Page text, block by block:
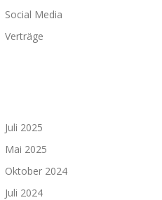
Social Media
Verträge
Juli 2025
Mai 2025
Oktober 2024
Juli 2024